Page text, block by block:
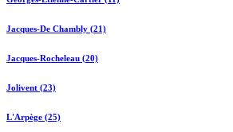
Jacques-De Chambly (21)
Jacques-Rocheleau (20)
Jolivent (23)
L'Arpège (25)